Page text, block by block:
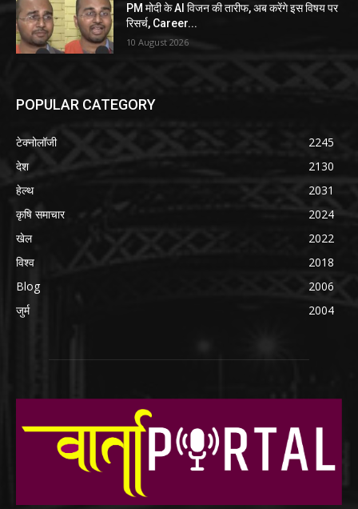
PM मोदी के AI विजन की तारीफ, अब करेंगे इस विषय पर
रिसर्च, Career...
10 August 2026
POPULAR CATEGORY
टेक्नोलॉजी
2245
देश
2130
हेल्थ
2031
कृषि समाचार
2024
खेल
2022
विश्व
2018
Blog
2006
जुर्म
2004